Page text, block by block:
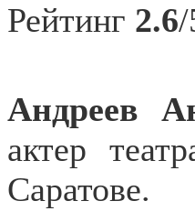
Рейтинг 2.6/
Андреев
актер
Саратове.